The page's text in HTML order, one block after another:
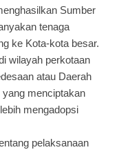
Sumber
tenaga
ke Kota-kota besar.
wilayah perkotaan
atau Daerah
menciptakan
mengadopsi
pelaksanaan